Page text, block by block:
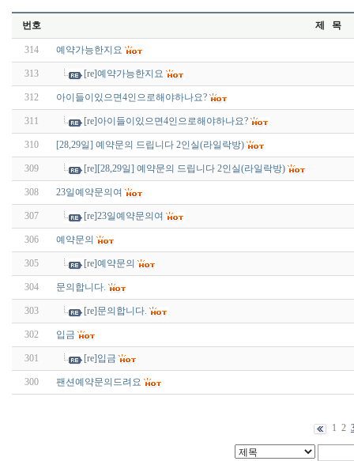
번호 제 목
314 예약가능한지요
313 [re]예약가능한지요
312 아이들이있으면4인으로해야하나요?
311 [re]아이들이있으면4인으로해야하나요?
310 [28,29일] 예약문의 드립니다 2인실(라일락방)
309 [re][28,29일] 예약문의 드립니다 2인실(라일락방)
308 23일예약문의여
307 [re]23일예약문의여
306 예약문의
305 [re]예약문의
304 문의합니다.
303 [re]문의합니다.
302 입금
301 [re]입금
300 팬션예약문의드려요
1 2